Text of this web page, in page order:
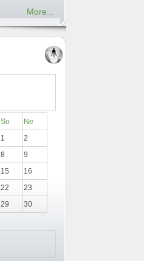
More...
So
Ne
1
2
8
9
15
16
22
23
29
30